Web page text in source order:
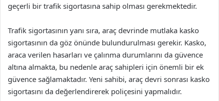
geçerli bir trafik sigortasına sahip olması gerekmektedir.
Trafik sigortasının yanı sıra, araç devrinde mutlaka kasko
sigortasının da göz önünde bulundurulması gerekir. Kasko,
araca verilen hasarları ve çalınma durumlarını da güvence
altına almakta, bu nedenle araç sahipleri için önemli bir ek
güvence sağlamaktadır. Yeni sahibi, araç devri sonrası kasko
sigortasını da değerlendirerek poliçesini yapmalıdır.